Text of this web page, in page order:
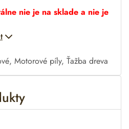
nie je na sklade a nie je
, Motorové píly, Ťažba dreva